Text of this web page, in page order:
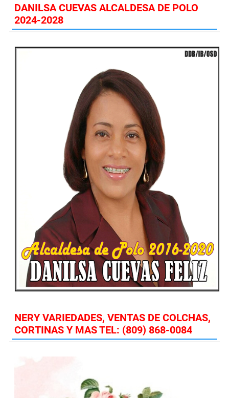
DANILSA CUEVAS ALCALDESA DE POLO
2024-2028
NERY VARIEDADES, VENTAS DE COLCHAS,
CORTINAS Y MAS TEL: (809) 868-0084